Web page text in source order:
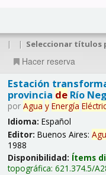
| | Seleccionar títulos
Hacer reserva
Estación
provincia deRío
por Agua y Energía
Idioma: Español
Editor: Buenos Aires:
1988
Disponibilidad: Ítems
topográfica: 621.374.5/